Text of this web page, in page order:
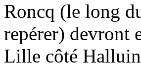
Roncq (le long
repérer) devront
Lille côté